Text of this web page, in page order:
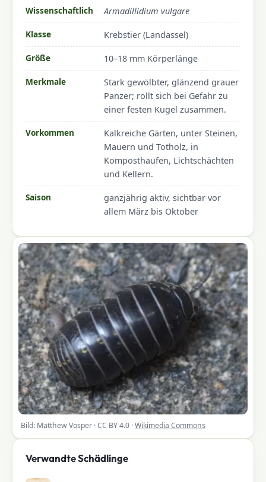
Bild: Matthew Vosper · CC BY 4.0 ·Wikimedia Commons
Wissenschaftlich Armadillidium vulgare
Klasse Krebstier (Landassel)
Größe 10–18 mm Körperlänge
Merkmale
Stark gewölbter, glänzend grauer
Panzer; rollt sich bei Gefahr zu
einer festen Kugel zusammen.
Vorkommen
Kalkreiche Gärten, unter Steinen,
Mauern und Totholz, in
Komposthaufen, Lichtschächten
und Kellern.
Saison
ganzjährig aktiv, sichtbar vor
allem März bis Oktober
Verwandte Schädlinge